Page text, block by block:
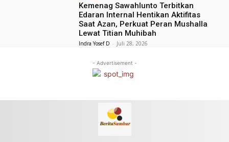
Kemenag Sawahlunto Terbitkan
Edaran Internal Hentikan Aktifitas
Saat Azan, Perkuat Peran Mushalla
Lewat Titian Muhibah
Indra Yosef D - Juli 28, 2026
- Advertisement -